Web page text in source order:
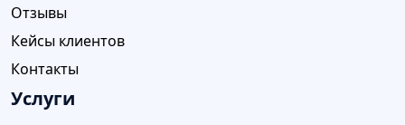
Отзывы
Кейсы клиентов
Контакты
Услуги